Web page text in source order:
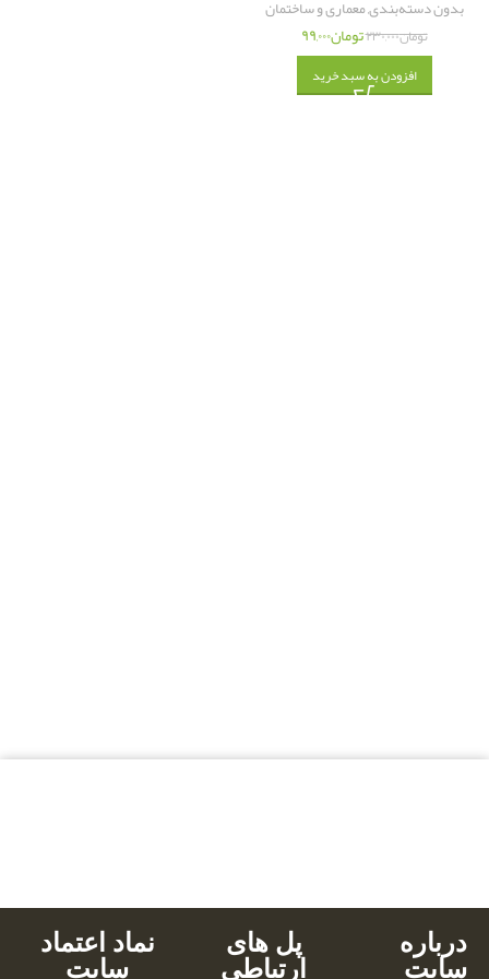
بدون دسته‌بندی,معماری و ساختمان
تومان۲۳۰,۰۰۰تومان۹۹,۰۰۰
افزودن به سبد خرید
درباره
سایت
پل های
ارتباطی
نماد اعتماد
سایت